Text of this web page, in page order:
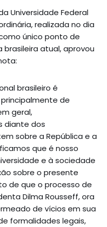
Universidade Federal
realizada no dia
único ponto de
atual, aprovou
brasileiro é
de
geral,
diante dos
sobre a República e a
que é nosso
e à sociedade
sobre o presente
de que o processo de
Dilma Rousseff, ora
de vícios em sua
formalidades legais,